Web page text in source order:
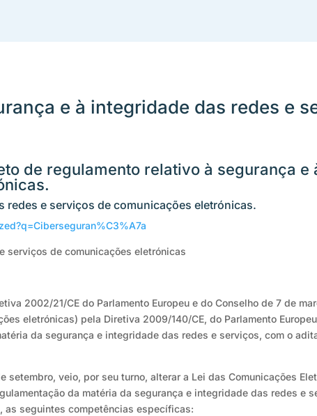
e à integridade das redes e
de regulamento relativo à segurança e
redes e serviços de comunicações eletrónicas.
serviços de comunicações eletrónicas
2002/21/CE do Parlamento Europeu e do Conselho de 7 de
eletrónicas) pela Diretiva 2009/140/CE, do Parlamento
da segurança e integridade das redes e serviços, com o
setembro, veio, por seu turno, alterar a Lei das Comunicações
da matéria da segurança e integridade das redes e
as seguintes competências específicas: